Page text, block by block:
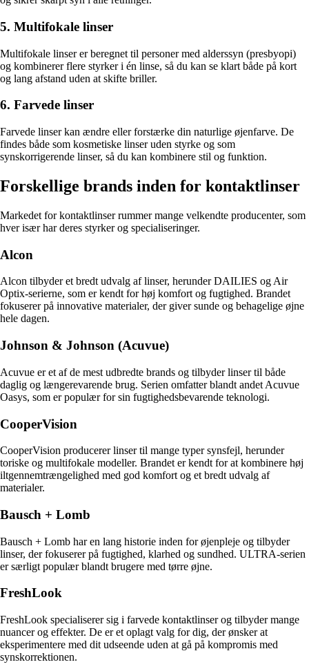
5. Multifokale linser
Multifokale linser er beregnet til personer med alderssyn (presbyopi)
og kombinerer flere styrker i én linse, så du kan se klart både på kort
og lang afstand uden at skifte briller.
6. Farvede linser
Farvede linser kan ændre eller forstærke din naturlige øjenfarve. De
findes både som kosmetiske linser uden styrke og som
synskorrigerende linser, så du kan kombinere stil og funktion.
Forskellige brands inden for kontaktlinser
Markedet for kontaktlinser rummer mange velkendte producenter, som
hver især har deres styrker og specialiseringer.
Alcon
Alcon tilbyder et bredt udvalg af linser, herunder DAILIES og Air
Optix-serierne, som er kendt for høj komfort og fugtighed. Brandet
fokuserer på innovative materialer, der giver sunde og behagelige øjne
hele dagen.
Johnson & Johnson (Acuvue)
Acuvue er et af de mest udbredte brands og tilbyder linser til både
daglig og længerevarende brug. Serien omfatter blandt andet Acuvue
Oasys, som er populær for sin fugtighedsbevarende teknologi.
CooperVision
CooperVision producerer linser til mange typer synsfejl, herunder
toriske og multifokale modeller. Brandet er kendt for at kombinere høj
iltgennemtrængelighed med god komfort og et bredt udvalg af
materialer.
Bausch + Lomb
Bausch + Lomb har en lang historie inden for øjenpleje og tilbyder
linser, der fokuserer på fugtighed, klarhed og sundhed. ULTRA-serien
er særligt populær blandt brugere med tørre øjne.
FreshLook
FreshLook specialiserer sig i farvede kontaktlinser og tilbyder mange
nuancer og effekter. De er et oplagt valg for dig, der ønsker at
eksperimentere med dit udseende uden at gå på kompromis med
synskorrektionen.